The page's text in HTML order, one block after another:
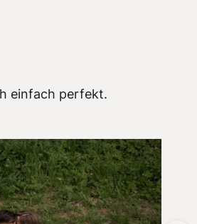
einfach perfekt.